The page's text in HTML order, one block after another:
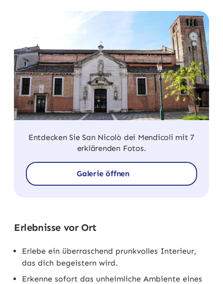
Entdecken Sie San Nicolò dei Mendicoli mit 7
erklärenden Fotos.
Galerie öffnen
Erlebnisse vor Ort
Erlebe ein überraschend prunkvolles Interieur,
das dich begeistern wird.
Erkenne sofort das unheimliche Ambiente eines